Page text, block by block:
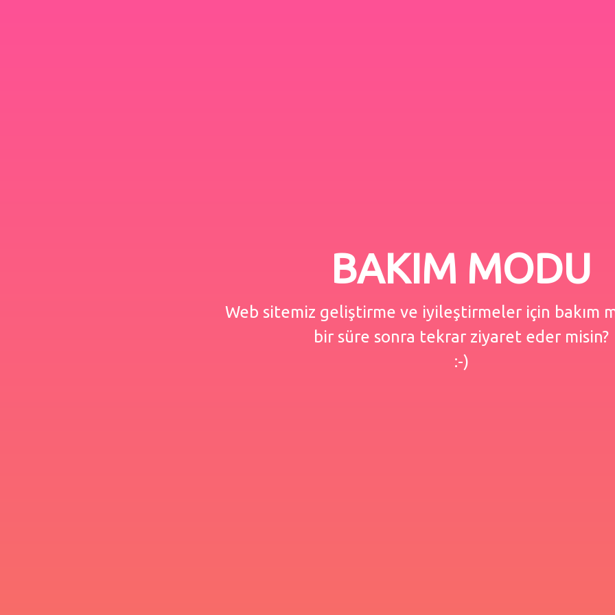
BAKIM MODU
Web sitemiz geliştirme ve iyileştirmeler için bakım
bir süre sonra tekrar ziyaret eder misin?
:-)